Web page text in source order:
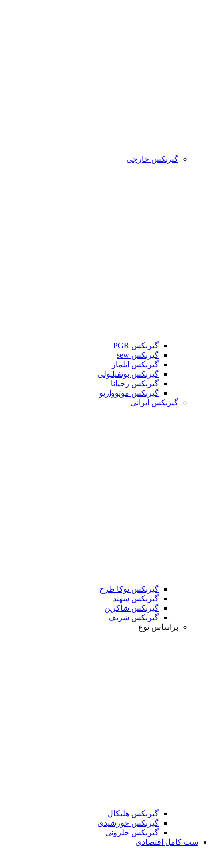
گیربکس خارجی
گیربکس PGR
گیربکس sew
گیربکس ایلماز
گیربکس بونفیلیولی
گیربکس رجیانا
گیربکس موتوواریو
گیربکس ایرانی
گیربکس توکا طرح
گیربکس سهند
گیربکس شاکرین
گیربکس شریف
براساس نوع
گیربکس هلیکال
گیربکس خورشیدی
گیربکس حلزونی
ست کامل اقتصادی